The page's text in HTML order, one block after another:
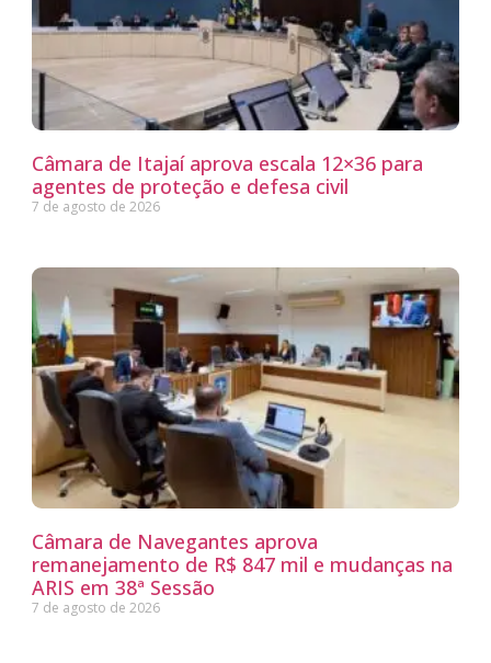
Câmara de Itajaí aprova escala 12×36 para
agentes de proteção e defesa civil
7 de agosto de 2026
Câmara de Navegantes aprova
remanejamento de R$ 847 mil e mudanças na
ARIS em 38ª Sessão
7 de agosto de 2026